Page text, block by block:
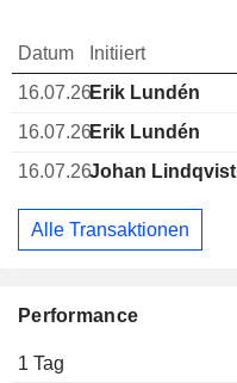
Performance
1 Tag
Datum Initiiert
16.07.26Erik Lundén
16.07.26Erik Lundén
16.07.26Johan Lindqvist
Alle Transaktionen